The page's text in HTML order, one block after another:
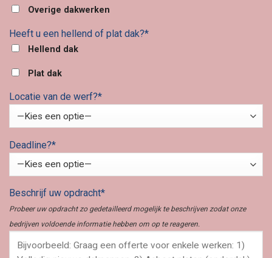
Overige dakwerken
Heeft u een hellend of plat dak?*
Hellend dak
Plat dak
Locatie van de werf?*
Deadline?*
Beschrijf uw opdracht*
Probeer uw opdracht zo gedetailleerd mogelijk te beschrijven zodat onze
bedrijven voldoende informatie hebben om op te reageren.